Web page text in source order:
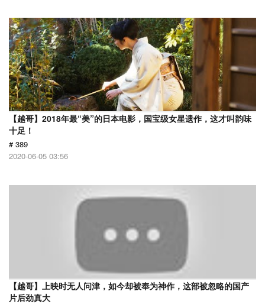
【越哥】2018年最“美”的日本电影，国宝级女星遗作，这才叫韵味
十足！
# 389
2020-06-05 03:56
【越哥】上映时无人问津，如今却被奉为神作，这部被忽略的国产
片后劲真大